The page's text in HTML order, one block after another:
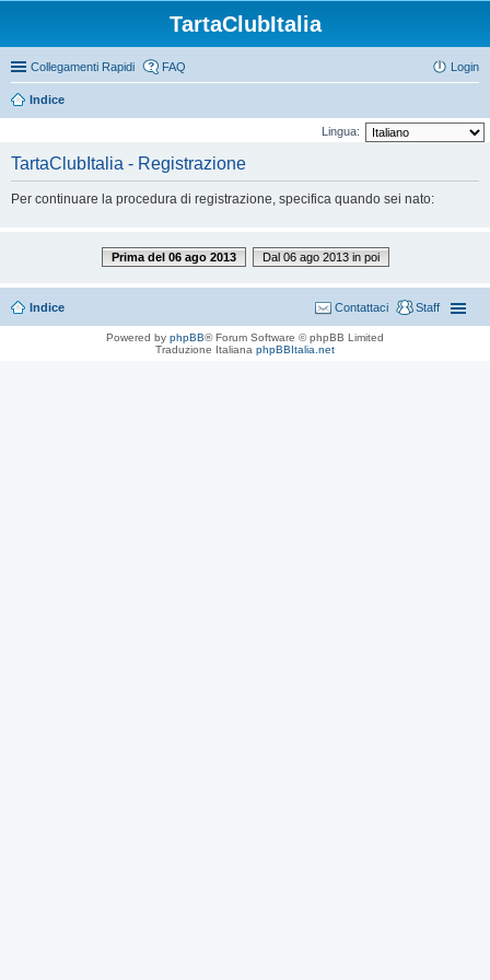
TartaClubItalia
Collegamenti Rapidi FAQ Login
Indice
Lingua:
TartaClubItalia - Registrazione
Per continuare la procedura di registrazione, specifica quando sei nato:
Prima del 06 ago 2013 Dal 06 ago 2013 in poi
Indice Staff
Contattaci
Powered by phpBB® Forum Software © phpBB Limited
Traduzione Italiana phpBBItalia.net